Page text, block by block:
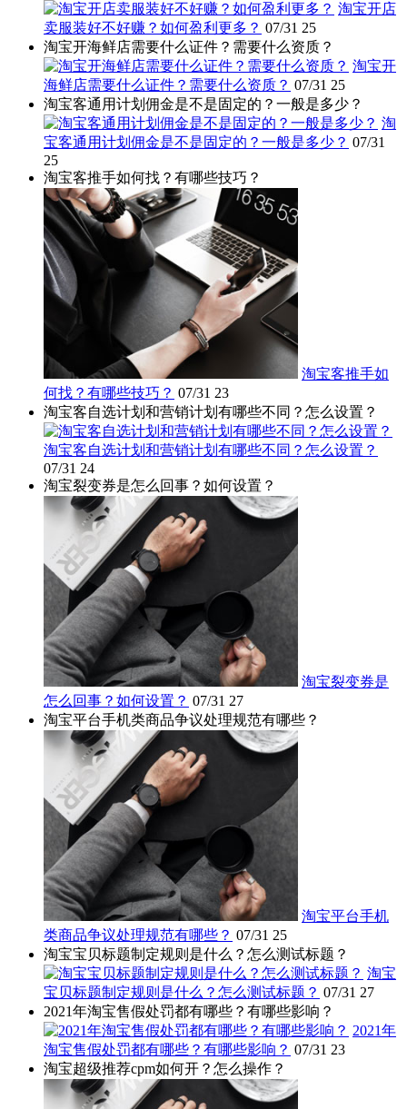
淘宝开店
卖服装好不好赚？如何盈利更多？ 07/31 25
淘宝开海鲜店需要什么证件？需要什么资质？
淘宝开
海鲜店需要什么证件？需要什么资质？ 07/31 25
淘宝客通用计划佣金是不是固定的？一般是多少？
淘
宝客通用计划佣金是不是固定的？一般是多少？ 07/31
25
淘宝客推手如何找？有哪些技巧？
淘宝客推手如
何找？有哪些技巧？ 07/31 23
淘宝客自选计划和营销计划有哪些不同？怎么设置？
淘宝客自选计划和营销计划有哪些不同？怎么设置？
07/31 24
淘宝裂变券是怎么回事？如何设置？
淘宝裂变券是
怎么回事？如何设置？ 07/31 27
淘宝平台手机类商品争议处理规范有哪些？
淘宝平台手机
类商品争议处理规范有哪些？ 07/31 25
淘宝宝贝标题制定规则是什么？怎么测试标题？
淘宝
宝贝标题制定规则是什么？怎么测试标题？ 07/31 27
2021年淘宝售假处罚都有哪些？有哪些影响？
2021年
淘宝售假处罚都有哪些？有哪些影响？ 07/31 23
淘宝超级推荐cpm如何开？怎么操作？